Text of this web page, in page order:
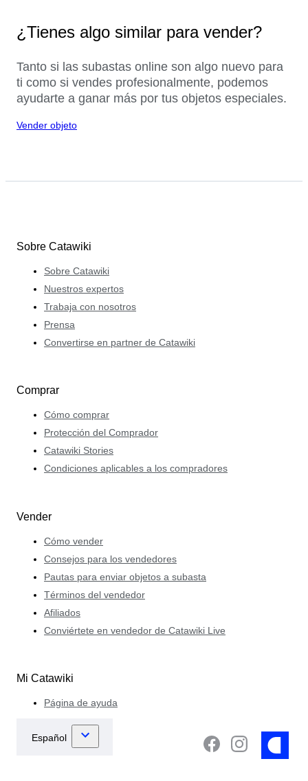
¿Tienes algo similar para vender?
Tanto si las subastas online son algo nuevo para
ti como si vendes profesionalmente, podemos
ayudarte a ganar más por tus objetos especiales.
Vender objeto
Sobre Catawiki
Sobre Catawiki
Nuestros expertos
Trabaja con nosotros
Prensa
Convertirse en partner de Catawiki
Comprar
Cómo comprar
Protección del Comprador
Catawiki Stories
Condiciones aplicables a los compradores
Vender
Cómo vender
Consejos para los vendedores
Pautas para enviar objetos a subasta
Términos del vendedor
Afiliados
Conviértete en vendedor de Catawiki Live
Mi Catawiki
Página de ayuda